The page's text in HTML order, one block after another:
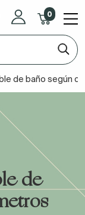
0
de baño según
de